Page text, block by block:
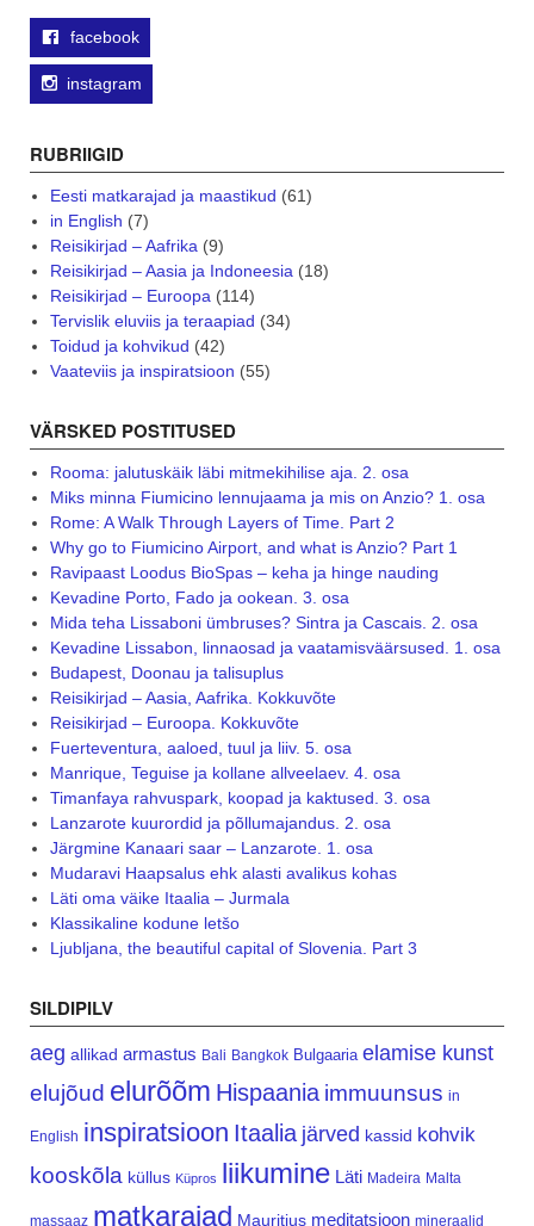
facebook
instagram
RUBRIIGID
Eesti matkarajad ja maastikud (61)
in English (7)
Reisikirjad – Aafrika (9)
Reisikirjad – Aasia ja Indoneesia (18)
Reisikirjad – Euroopa (114)
Tervislik eluviis ja teraapiad (34)
Toidud ja kohvikud (42)
Vaateviis ja inspiratsioon (55)
VÄRSKED POSTITUSED
Rooma: jalutuskäik läbi mitmekihilise aja. 2. osa
Miks minna Fiumicino lennujaama ja mis on Anzio? 1. osa
Rome: A Walk Through Layers of Time. Part 2
Why go to Fiumicino Airport, and what is Anzio? Part 1
Ravipaast Loodus BioSpas – keha ja hinge nauding
Kevadine Porto, Fado ja ookean. 3. osa
Mida teha Lissaboni ümbruses? Sintra ja Cascais. 2. osa
Kevadine Lissabon, linnaosad ja vaatamisväärsused. 1. osa
Budapest, Doonau ja talisuplus
Reisikirjad – Aasia, Aafrika. Kokkuvõte
Reisikirjad – Euroopa. Kokkuvõte
Fuerteventura, aaloed, tuul ja liiv. 5. osa
Manrique, Teguise ja kollane allveelaev. 4. osa
Timanfaya rahvuspark, koopad ja kaktused. 3. osa
Lanzarote kuurordid ja põllumajandus. 2. osa
Järgmine Kanaari saar – Lanzarote. 1. osa
Mudaravi Haapsalus ehk alasti avalikus kohas
Läti oma väike Itaalia – Jurmala
Klassikaline kodune letšo
Ljubljana, the beautiful capital of Slovenia. Part 3
SILDIPILV
aeg allikad armastus Bali Bangkok Bulgaaria elamise kunst
elujõud elurõõm Hispaania immuunsus in
English inspiratsioon Itaalia järved kassid kohvik
kooskõla küllus Küpros liikumine Läti Madeira Malta
massaaz matkarajad Mauritius meditatsioon mineraalid